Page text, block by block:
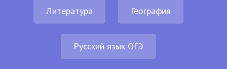
Литература География
Русский язык ОГЭ